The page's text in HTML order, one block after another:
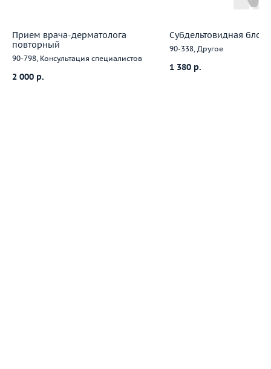
Прием врача-дерматолога
повторный
90-798, Консультация специалистов
2 000 р.
Субдельтовидная
90-338, Другое
1 380 р.